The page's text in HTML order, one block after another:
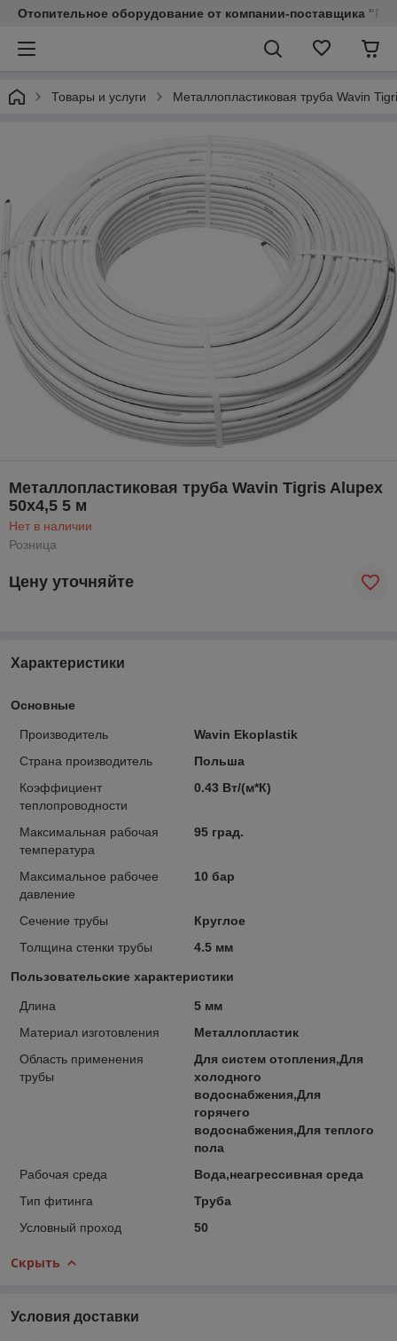
Отопительное оборудование от компании-поставщика
Товары и услуги Металлопластиковая труба Wavin
Металлопластиковая труба Wavin Tigris Alupex
50x4,5 5 м
Нет в наличии
Розница
Цену уточняйте
Характеристики
Основные
Производитель
Wavin Ekoplastik
Страна производитель
Польша
Коэффициент
теплопроводности
0.43 Вт/(м*К)
Максимальная рабочая
температура
95 град.
Максимальное рабочее
давление
10 бар
Сечение трубы
Круглое
Толщина стенки трубы
4.5 мм
Пользовательские характеристики
Длина
5 мм
Материал изготовления
Металлопластик
Область применения
трубы
Для систем отопления,Для
холодного
водоснабжения,Для
горячего
водоснабжения,Для теплого
пола
Рабочая среда
Вода,неагрессивная среда
Тип фитинга
Труба
Условный проход
50
Скрыть
Условия доставки